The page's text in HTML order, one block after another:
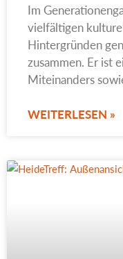
Im
vielfältigen
Hintergründen
zusammen. Er ist
Miteinanders
WEITERLESEN »